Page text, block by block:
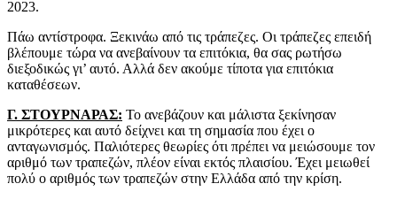
2023.
Πάω αντίστροφα. Ξεκινάω από τις τράπεζες. Οι τράπεζες επειδή
βλέπουμε τώρα να ανεβαίνουν τα επιτόκια, θα σας ρωτήσω
διεξοδικώς γι’ αυτό. Αλλά δεν ακούμε τίποτα για επιτόκια
καταθέσεων.
Γ. ΣΤΟΥΡΝΑΡΑΣ: Το ανεβάζουν και μάλιστα ξεκίνησαν
μικρότερες και αυτό δείχνει και τη σημασία που έχει ο
ανταγωνισμός. Παλιότερες θεωρίες ότι πρέπει να μειώσουμε τον
αριθμό των τραπεζών, πλέον είναι εκτός πλαισίου. Έχει μειωθεί
πολύ ο αριθμός των τραπεζών στην Ελλάδα από την κρίση.